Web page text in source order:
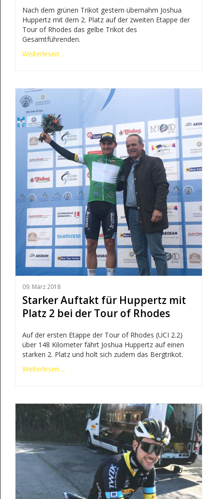
Nach dem grünen Trikot gestern übernahm Joshua
Huppertz mit dem 2. Platz auf der zweiten Etappe der
Tour of Rhodes das gelbe Trikot des
Gesamtführenden.
Weiterlesen ...
09. März 2018
Starker Auftakt für Huppertz mit
Platz 2 bei der Tour of Rhodes
Auf der ersten Etappe der Tour of Rhodes (UCI 2.2)
über 148 Kilometer fährt Joshua Huppertz auf einen
starken 2. Platz und holt sich zudem das Bergtrikot.
Weiterlesen ...